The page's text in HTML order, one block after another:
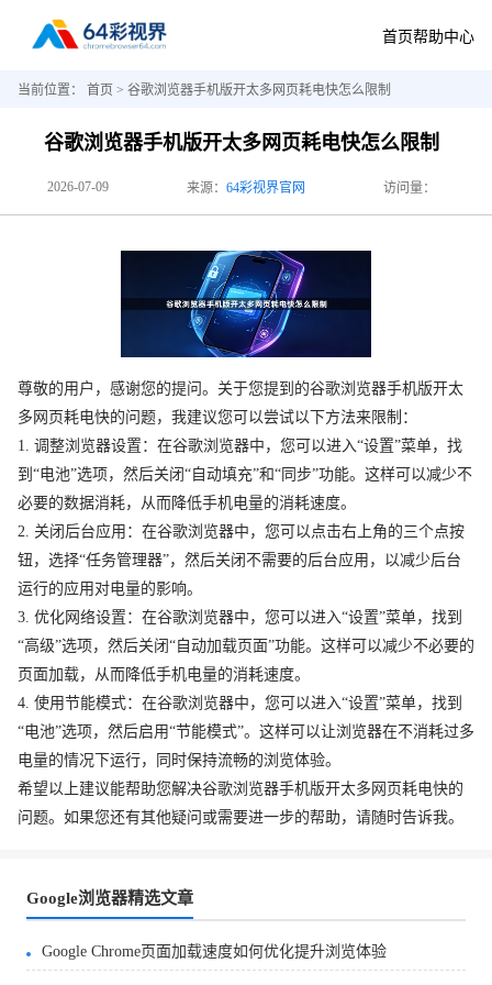
首页帮助中心
当前位置： 首页 > 谷歌浏览器手机版开太多网页耗电快怎么限制
谷歌浏览器手机版开太多网页耗电快怎么限制
2026-07-09 来源： 64彩视界官网 访问量：
尊敬的用户，感谢您的提问。关于您提到的谷歌浏览器手机版开太
多网页耗电快的问题，我建议您可以尝试以下方法来限制：
1. 调整浏览器设置：在谷歌浏览器中，您可以进入“设置”菜单，找
到“电池”选项，然后关闭“自动填充”和“同步”功能。这样可以减少不
必要的数据消耗，从而降低手机电量的消耗速度。
2. 关闭后台应用：在谷歌浏览器中，您可以点击右上角的三个点按
钮，选择“任务管理器”，然后关闭不需要的后台应用，以减少后台
运行的应用对电量的影响。
3. 优化网络设置：在谷歌浏览器中，您可以进入“设置”菜单，找到
“高级”选项，然后关闭“自动加载页面”功能。这样可以减少不必要的
页面加载，从而降低手机电量的消耗速度。
4. 使用节能模式：在谷歌浏览器中，您可以进入“设置”菜单，找到
“电池”选项，然后启用“节能模式”。这样可以让浏览器在不消耗过多
电量的情况下运行，同时保持流畅的浏览体验。
希望以上建议能帮助您解决谷歌浏览器手机版开太多网页耗电快的
问题。如果您还有其他疑问或需要进一步的帮助，请随时告诉我。
Google浏览器精选文章
Google Chrome页面加载速度如何优化提升浏览体验